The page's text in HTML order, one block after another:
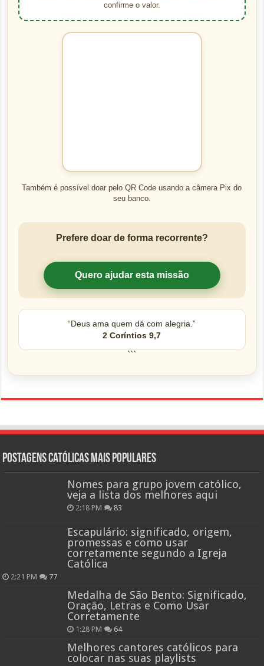
confirme o valor.
Também é possível doar pelo QR Code usando a câmera Pix do
seu banco.
Prefere doar de forma recorrente?
Quero ajudar esta missão
“Deus ama quem dá com alegria.”
2 Coríntios 9,7
```
Postagens católicas mais Populares
Nomes para grupo jovem católico,
veja a lista dos melhores aqui
2:18 PM 83
Escapulário: significado, origem,
promessas e como usar
corretamente segundo a Igreja
Católica
2:21 PM 77
Medalha de São Bento: Significado,
Oração, Letras e Como Usar
Corretamente
1:28 PM 64
Melhores cantores católicos para
colocar nas suas playlists